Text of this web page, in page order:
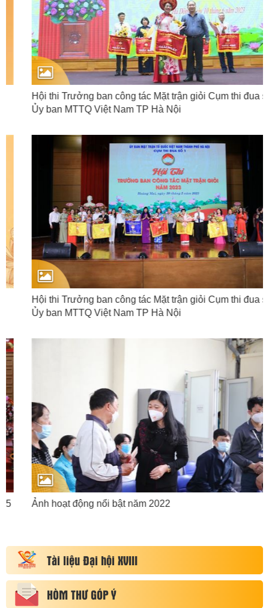
Hội thi Trưởng ban công tác Mặt trận giỏi Cụm thi đua số 2
Ủy ban MTTQ Việt Nam TP Hà Nội
Hội thi Trưởng ban công tác Mặt trận giỏi Cụm thi đua số 1
Ủy ban MTTQ Việt Nam TP Hà Nội
Ảnh hoạt động nổi bật năm 2022
Tài liệu Đại hội XVIII
HÒM THƯ GÓP Ý